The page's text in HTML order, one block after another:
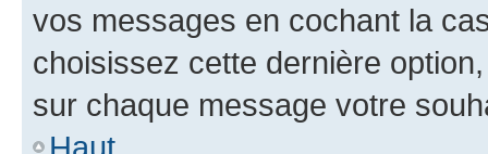
vos messages en cochant la
choisissez cette dernière
sur chaque message votre
Haut